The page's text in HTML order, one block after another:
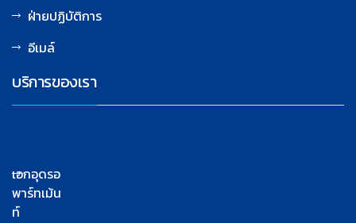
ฝ่ายปฏิบัติการ
อีเมล์
บริการของเรา
เอกอุดรอ
พาร์ทเม้น
ท์